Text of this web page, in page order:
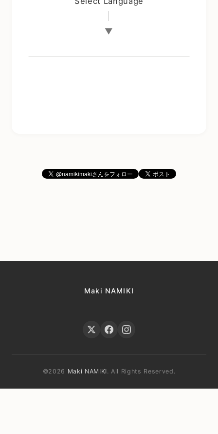
▼
Maki NAMIKI
©2026 Maki NAMIKI. All Rights Reserved.